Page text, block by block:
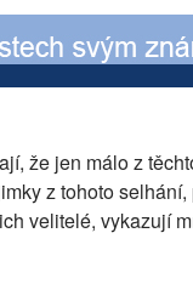
že jen málo z
z tohoto
velitelé, vykazují